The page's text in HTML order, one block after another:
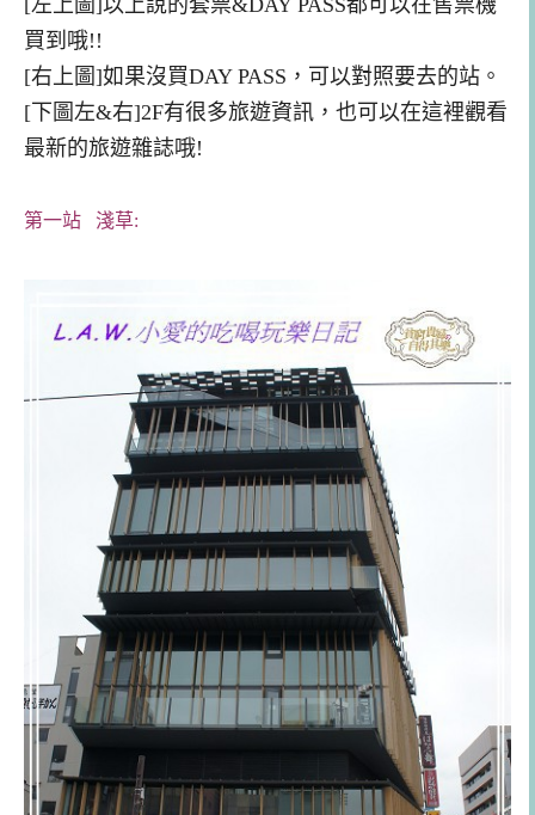
[左上圖]以上說的套票&DAY PASS都可以在售票機
買到哦!!
[右上圖]如果沒買DAY PASS ，可以對照要去的站 。
[下圖左&右]2F有很多旅遊資訊 ，也可以在這裡觀看
最新的旅遊雜誌哦!
第一站 淺草: